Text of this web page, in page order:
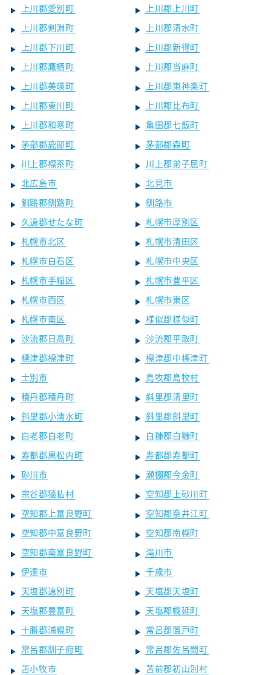
上川郡愛別町
上川郡上川町
上川郡剣淵町
上川郡清水町
上川郡下川町
上川郡新得町
上川郡鷹栖町
上川郡当麻町
上川郡美瑛町
上川郡東神楽町
上川郡東川町
上川郡比布町
上川郡和寒町
亀田郡七飯町
茅部郡鹿部町
茅部郡森町
川上郡標茶町
川上郡弟子屈町
北広島市
北見市
釧路郡釧路町
釧路市
久遠郡せたな町
札幌市厚別区
札幌市北区
札幌市清田区
札幌市白石区
札幌市中央区
札幌市手稲区
札幌市豊平区
札幌市西区
札幌市東区
札幌市南区
様似郡様似町
沙流郡日高町
沙流郡平取町
標津郡標津町
標津郡中標津町
士別市
島牧郡島牧村
積丹郡積丹町
斜里郡清里町
斜里郡小清水町
斜里郡斜里町
白老郡白老町
白糠郡白糠町
寿都郡黒松内町
寿都郡寿都町
砂川市
瀬棚郡今金町
宗谷郡猿払村
空知郡上砂川町
空知郡上富良野町
空知郡奈井江町
空知郡中富良野町
空知郡南幌町
空知郡南富良野町
滝川市
伊達市
千歳市
天塩郡遠別町
天塩郡天塩町
天塩郡豊富町
天塩郡幌延町
十勝郡浦幌町
常呂郡置戸町
常呂郡訓子府町
常呂郡佐呂間町
苫小牧市
苫前郡初山別村